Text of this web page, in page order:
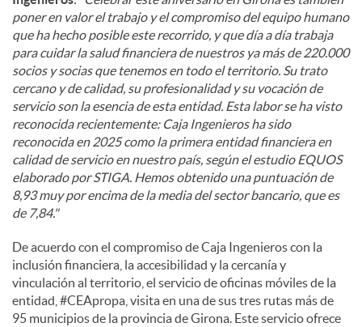
poner en valor el trabajo y el compromiso del equipo humano
que ha hecho posible este recorrido, y que día a día trabaja
para cuidar la salud financiera de nuestros ya más de 220.000
socios y socias que tenemos en todo el territorio. Su trato
cercano y de calidad, su profesionalidad y su vocación de
servicio son la esencia de esta entidad. Esta labor se ha visto
reconocida recientemente: Caja Ingenieros ha sido
reconocida en 2025 como la primera entidad financiera en
calidad de servicio en nuestro país, según el estudio EQUOS
elaborado por STIGA. Hemos obtenido una puntuación de
8,93 muy por encima de la media del sector bancario, que es
de 7,84."
De acuerdo con el compromiso de Caja Ingenieros con la
inclusión financiera, la accesibilidad y la cercanía y
vinculación al territorio, el servicio de oficinas móviles de la
entidad, #CEApropa, visita en una de sus tres rutas más de
95 municipios de la provincia de Girona. Este servicio ofrece